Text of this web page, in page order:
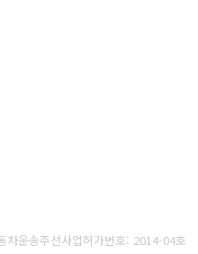
차운송주선사업허가번호: 2014-04호